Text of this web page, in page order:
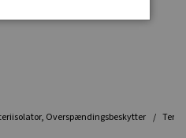
Overspændingsbeskytter